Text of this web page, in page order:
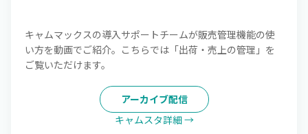
キャムマックスの導入サポートチームが販売管理機能の使
い方を動画でご紹介。こちらでは「出荷・売上の管理」を
ご覧いただけます。
アーカイブ配信
キャムスタ詳細 →